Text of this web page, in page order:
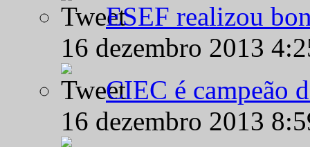
ESEF realizou
16 dezembro 2013
CIEC é campeão
16 dezembro 2013